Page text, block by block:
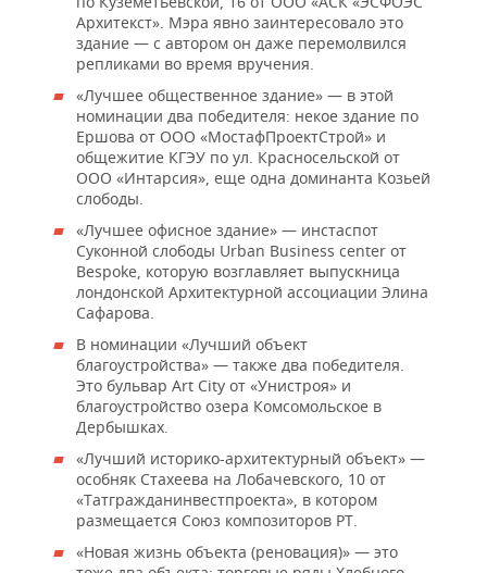
Архитекст». Мэра явно заинтересовало это
здание — с автором он даже перемолвился
репликами во время вручения.
«Лучшее общественное здание» — в этой
номинации два победителя: некое здание по
Ершова от ООО «МостафПроектСтрой» и
общежитие КГЭУ по ул. Красносельской от
ООО «Интарсия», еще одна доминанта Козьей
слободы.
«Лучшее офисное здание» — инстаспот
Суконной слободы Urban Business center от
Bespoke, которую возглавляет выпускница
лондонской Архитектурной ассоциации Элина
Сафарова.
В номинации «Лучший объект
благоустройства» — также два победителя.
Это бульвар Art City от «Унистроя» и
благоустройство озера Комсомольское в
Дербышках.
«Лучший историко-архитектурный объект» —
особняк Стахеева на Лобачевского, 10 от
«Татгражданинвестпроекта», в котором
размещается Союз композиторов РТ.
«Новая жизнь объекта (реновация)» — это